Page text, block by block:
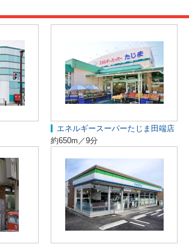
エネルギースーパーたじま田端店
約650m／9分